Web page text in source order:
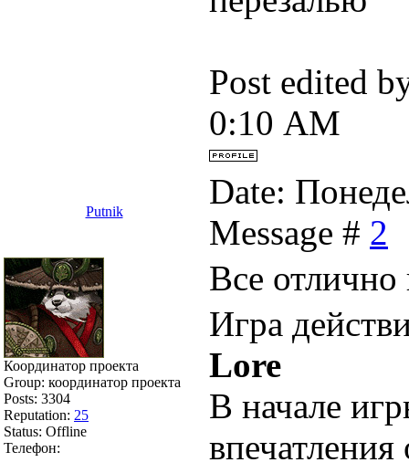
Post edited
0:10 AM
Putnik
Date:
Message # 2
Координатор проекта
Group: координатор проекта
Posts: 3304
Reputation: 25
Status: Offline
Телефон:
Все
Игра
Lore
В начале